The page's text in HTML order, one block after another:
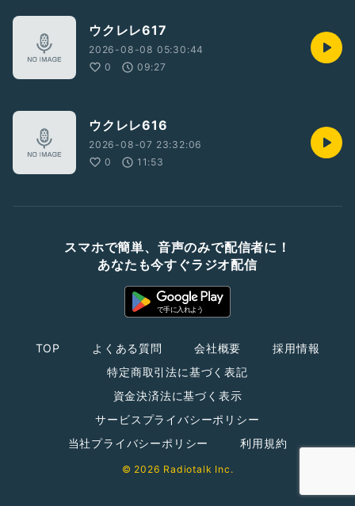
ウクレレ617
2026-08-08 05:30:44
0
09:27
ウクレレ616
2026-08-07 23:32:06
0
11:53
スマホで簡単、音声のみで配信者に！
あなたも今すぐラジオ配信
TOP よくある質問 会社概要
採用情報
特定商取引法に基づく表記
資金決済法に基づく表示
サービスプライバシーポリシー
当社プライバシーポリシー
利用規約
© 2026 Radiotalk Inc.